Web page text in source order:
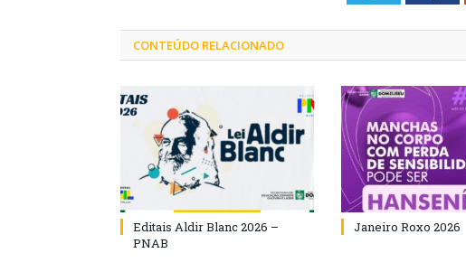
CONTEÚDO RELACIONADO
Editais Aldir Blanc 2026 –
PNAB
Janeiro Roxo 2026